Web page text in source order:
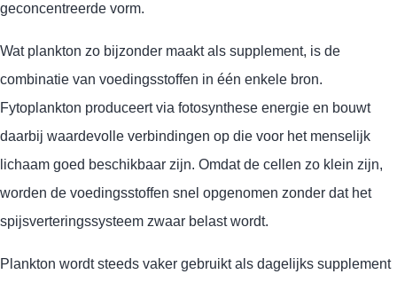
geconcentreerde vorm.
Wat plankton zo bijzonder maakt als supplement, is de
combinatie van voedingsstoffen in één enkele bron.
Fytoplankton produceert via fotosynthese energie en bouwt
daarbij waardevolle verbindingen op die voor het menselijk
lichaam goed beschikbaar zijn. Omdat de cellen zo klein zijn,
worden de voedingsstoffen snel opgenomen zonder dat het
spijsverteringssysteem zwaar belast wordt.
Plankton wordt steeds vaker gebruikt als dagelijks supplement